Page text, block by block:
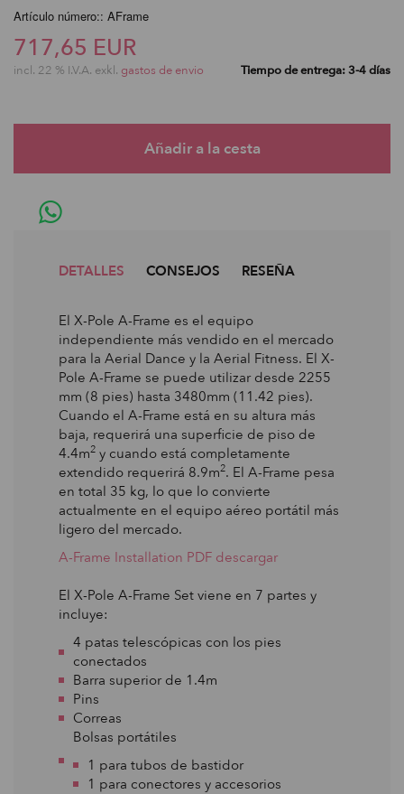
Artículo número:: AFrame
717,65 EUR
incl. 22 % I.V.A. exkl. gastos de envio Tiempo de entrega: 3-4 días
DETALLES CONSEJOS RESEÑA
El X-Pole A-Frame es el equipo
independiente más vendido en el mercado
para la Aerial Dance y la Aerial Fitness. El X-
Pole A-Frame se puede utilizar desde 2255
mm (8 pies) hasta 3480mm (11.42 pies).
Cuando el A-Frame está en su altura más
baja, requerirá una superficie de piso de
4.4m2 y cuando está completamente
extendido requerirá 8.9m2. El A-Frame pesa
en total 35 kg, lo que lo convierte
actualmente en el equipo aéreo portátil más
ligero del mercado.
A-Frame Installation PDF descargar
El X-Pole A-Frame Set viene en 7 partes y
incluye:
4 patas telescópicas con los pies
conectados
Barra superior de 1.4m
Pins
Correas
Bolsas portátiles
1 para tubos de bastidor
1 para conectores y accesorios